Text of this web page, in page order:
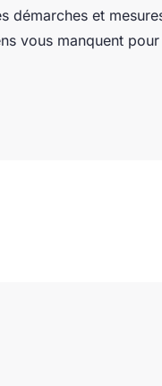
démarches et
vous manquent